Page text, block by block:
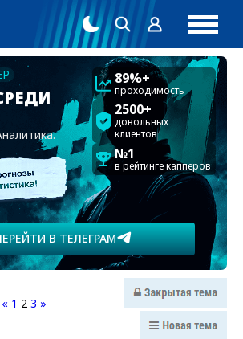
89%+
проходимость
2500+
довольных
клиентов
№1
в рейтинге капперов
В ТЕЛЕГРАМ
« 1 2 3 »